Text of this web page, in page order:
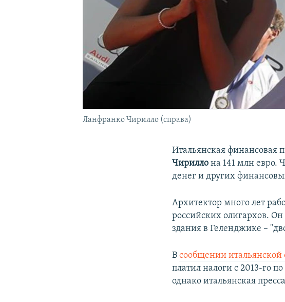
Ланфранко Чирилло (справа)
Итальянская финансовая
Чирилло на 141 млн евро.
денег и других
Архитектор много лет
российских олигархов.
здания в Геленджике –
Всообщении
платил налоги с 2013-го
однако итальянская